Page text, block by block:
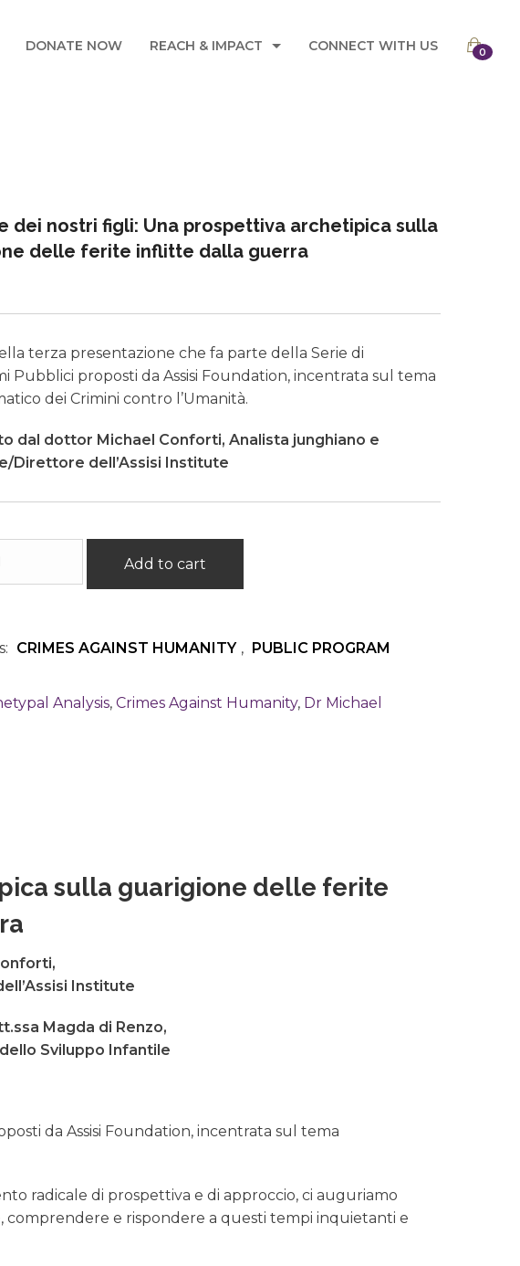
DONATE NOW REACH & IMPACT CONNECT WITH US 0
dei nostri figli: Una prospettiva archetipica sulla
delle ferite inflitte dalla guerra
terza presentazione che fa parte della Serie di
Pubblici proposti da Assisi Foundation, incentrata sul tema
dei Crimini contro l’Umanità.
dal dottor Michael Conforti,Analista junghiano e
Direttore dell’Assisi Institute
Add to cart
CRIMES AGAINST HUMANITY , PUBLIC PROGRAM
Analysis,Crimes Against Humanity, Dr Michael
sulla guarigione delle ferite
Institute
Magda di Renzo,
Sviluppo Infantile
da Assisi Foundation, incentrata sul tema
radicale di prospettiva e di approccio, ci auguriamo
comprendere e rispondere a questi tempi inquietanti e